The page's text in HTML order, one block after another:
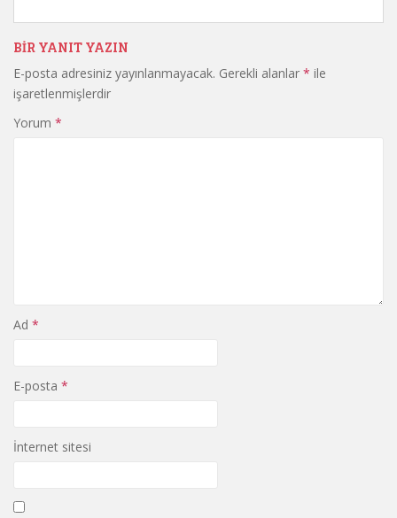
BIR YANIT YAZIN
E-posta adresiniz yayınlanmayacak. Gerekli alanlar * ile
işaretlenmişlerdir
Yorum *
Ad *
E-posta *
İnternet sitesi